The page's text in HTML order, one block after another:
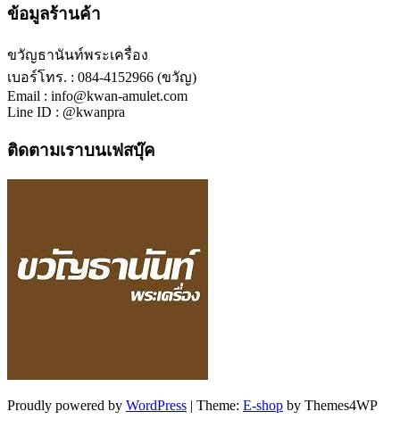
ข้อมูลร้านค้า
ขวัญธานันท์พระเครื่อง
เบอร์โทร. : 084-4152966 (ขวัญ)
Email : info@kwan-amulet.com
Line ID : @kwanpra
ติดตามเราบนเฟสบุ๊ค
Proudly powered by WordPress | Theme: E-shop by Themes4WP